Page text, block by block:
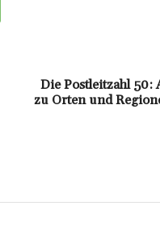
Die Postleitzahl 50:
zu Orten und